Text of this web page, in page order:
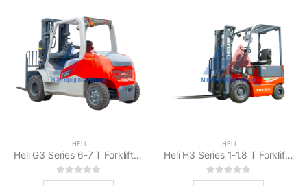
HELI
Heli G3 Series 6-7 T Forklift Battery
0out of 5
HELI
Heli H3 Series 1-1.8 T Forklift Battery Counterbalanced
0out of 5